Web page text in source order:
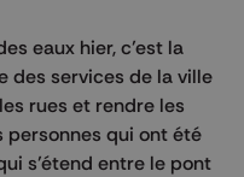
eaux hier, c’est la
des services de la ville
rues et rendre les
qui ont été
s’étend entre le pont